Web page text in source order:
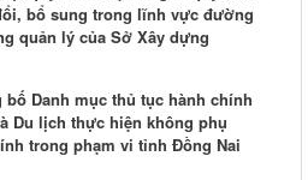
bổ sung trong lĩnh vực đường
quản lý của Sở Xây dựng
Danh mục thủ tục hành chính
Du lịch thực hiện không phụ
trong phạm vi tỉnh Đồng Nai